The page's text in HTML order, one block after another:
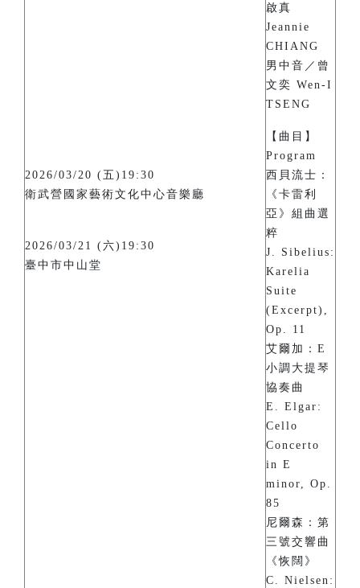
2026/03/20 (五)19:30
衛武營國家藝術文化中心音樂廳
2026/03/21 (六)19:30
臺中市中山堂
啟真
Jeannie
CHIANG
男中音／曾
文奕 Wen-I
TSENG
【曲目】
Program
西貝流士：
《卡雷利
亞》組曲選
粹
J. Sibelius:
Karelia
Suite
(Excerpt),
Op. 11
艾爾加：E
小調大提琴
協奏曲
E. Elgar:
Cello
Concerto
in E
minor, Op.
85
尼爾森：第
三號交響曲
《恢闊》
C. Nielsen: